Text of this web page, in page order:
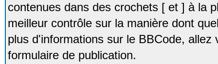
contenues dans des crochets [ et ] à la
meilleur contrôle sur la manière dont
plus d'informations sur le BBCode,
formulaire de publication.